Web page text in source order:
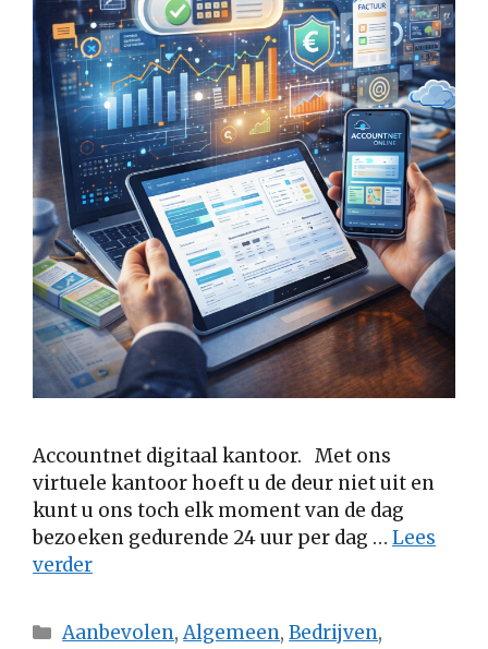
Accountnet digitaal kantoor. Met ons
virtuele kantoor hoeft u de deur niet uit en
kunt u ons toch elk moment van de dag
bezoeken gedurende 24 uur per dag … Lees
verder
Categorieën
Aanbevolen,Algemeen,Bedrijven,